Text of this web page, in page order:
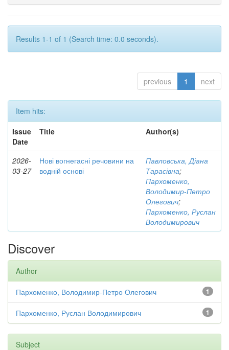
Results 1-1 of 1 (Search time: 0.0 seconds).
previous 1 next
Item hits:
Issue
Date
Title Author(s)
2026-
03-27
Нові вогнегасні речовини на
водній основі
Павловська, Діана
Тарасівна;
Пархоменко,
Володимир-Петро
Олегович;
Пархоменко, Руслан
Володимирович
Discover
Author
1
Пархоменко, Володимир-Петро Олегович
1
Пархоменко, Руслан Володимирович
Subject